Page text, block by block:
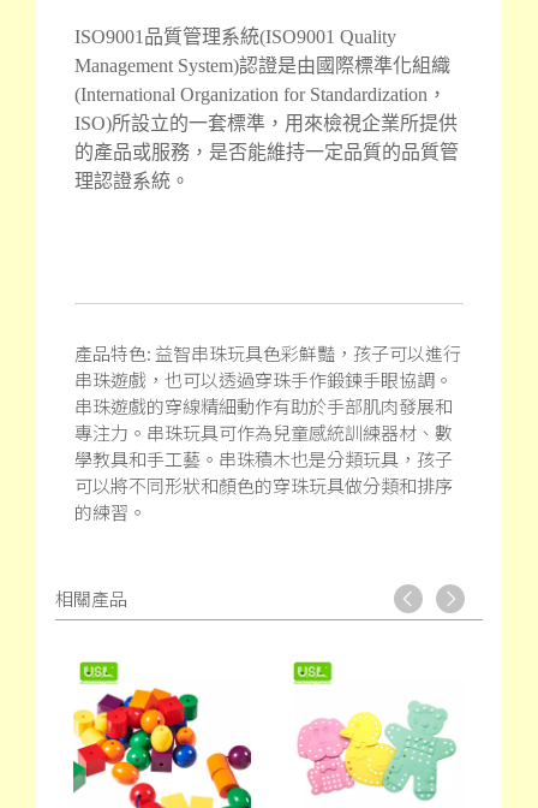
ISO9001品質管理系統(ISO9001 Quality
Management System)認證是由國際標準化組織
(International Organization for Standardization，
ISO)所設立的一套標準，用來檢視企業所提供
的產品或服務，是否能維持一定品質的品質管
理認證系統。
產品特色: 益智串珠玩具色彩鮮豔，孩子可以進行
串珠遊戲，也可以透過穿珠手作鍛鍊手眼協調。
串珠遊戲的穿線精細動作有助於手部肌肉發展和
專注力。串珠玩具可作為兒童感統訓練器材、數
學教具和手工藝。串珠積木也是分類玩具，孩子
可以將不同形狀和顏色的穿珠玩具做分類和排序
的練習。
相關產品